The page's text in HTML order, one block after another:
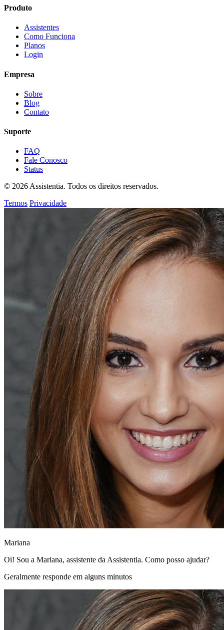
Produto
Assistentes
Como Funciona
Planos
Login
Empresa
Sobre
Blog
Contato
Suporte
FAQ
Fale Conosco
Status
© 2026 Assistentia. Todos os direitos reservados.
Termos Privacidade
Mariana
Oi! Sou a Mariana, assistente da Assistentia. Como posso ajudar?
Geralmente responde em alguns minutos